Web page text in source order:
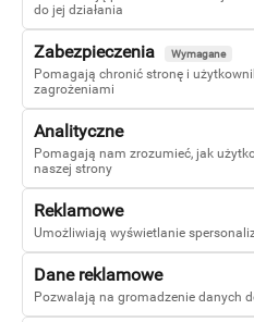
do jej działania
Zabezpieczenia Wymagane
Pomagają chronić stronę i
zagrożeniami
Analityczne
Pomagają nam zrozumieć, jak
naszej strony
Reklamowe
Umożliwiają wyświetlanie
Dane reklamowe
Pozwalają na gromadzenie danych